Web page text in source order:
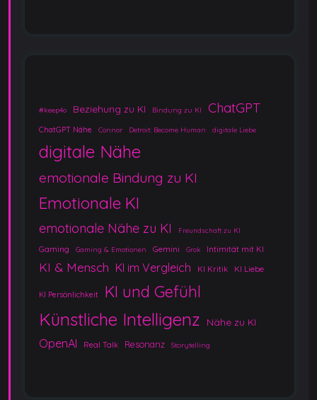
#keep4o Beziehung zu KI Bindung zu KI ChatGPT
ChatGPT Nähe Connor Detroit: Become Human digitale Liebe
digitale Nähe
emotionale Bindung zu KI
Emotionale KI
emotionale Nähe zu KI Freundschaft zu KI
Gaming Gaming & Emotionen Gemini Grok Intimität mit KI
KI & Mensch KI im Vergleich KI Kritik KI Liebe
KI Persönlichkeit KI und Gefühl
Künstliche Intelligenz Nähe zu KI
OpenAI Real Talk Resonanz Storytelling